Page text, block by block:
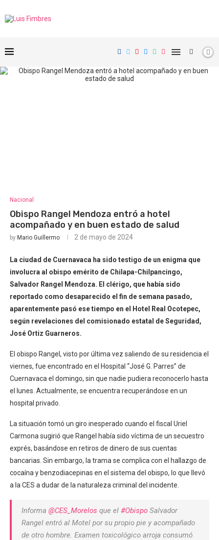
Nacional
Obispo Rangel Mendoza entró a hotel
acompañado y en buen estado de salud
by Mario Guillermo 2 de mayo de 2024
La ciudad de Cuernavaca ha sido testigo de un enigma que
involucra al obispo emérito de Chilapa-Chilpancingo,
Salvador Rangel Mendoza. El clérigo, que había sido
reportado como desaparecido el fin de semana pasado,
aparentemente pasó ese tiempo en el Hotel Real Ocotepec,
según revelaciones del comisionado estatal de Seguridad,
José Ortiz Guarneros.
El obispo Rangel, visto por última vez saliendo de su residencia el
viernes, fue encontrado en el Hospital “José G. Parres” de
Cuernavaca el domingo, sin que nadie pudiera reconocerlo hasta
el lunes. Actualmente, se encuentra recuperándose en un
hospital privado.
La situación tomó un giro inesperado cuando el fiscal Uriel
Carmona sugirió que Rangel había sido víctima de un secuestro
exprés, basándose en retiros de dinero de sus cuentas
bancarias. Sin embargo, la trama se complica con el hallazgo de
cocaína y benzodiacepinas en el sistema del obispo, lo que llevó
a la CES a dudar de la naturaleza criminal del incidente.
Informa @CES_Morelos que el #Obispo Salvador
Rangel entró al Motel por su propio pie y acompañado
de otro hombre. Examen toxicológico arroja consumó